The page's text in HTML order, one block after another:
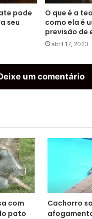
pode
seu
O que é a
como ela é
previsão de
abril 17, 2023
um comentário
com
pato
Cachorro